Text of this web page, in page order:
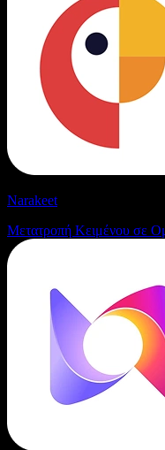
Narakeet
Μετατροπή Κειμένου σε